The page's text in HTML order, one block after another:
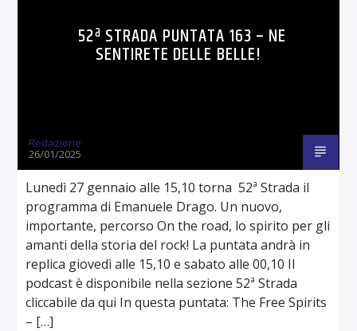
52ª STRADA PUNTATA 163 – NE
SENTIRETE DELLE BELLE!
Redazione
26/01/2025
Lunedì 27 gennaio alle 15,10 torna 52ª Strada il
programma di Emanuele Drago. Un nuovo,
importante, percorso On the road, lo spirito per gli
amanti della storia del rock! La puntata andrà in
replica giovedì alle 15,10 e sabato alle 00,10 Il
podcast è disponibile nella sezione 52ª Strada
cliccabile da qui In questa puntata: The Free Spirits
– […]